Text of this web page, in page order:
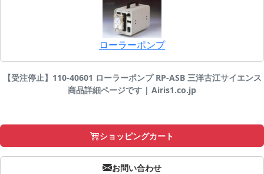
ローラーポンプ
【受注停止】110-40601 ローラーポンプ RP-ASB 三洋古江サイエンス
商品詳細ページです | Airis1.co.jp
ショッピングカート
お問い合わせ